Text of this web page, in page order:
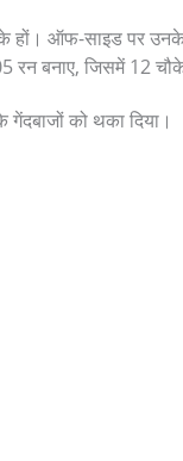
हों। ऑफ-साइड पर
रन बनाए, जिसमें 12
को थका दिया।